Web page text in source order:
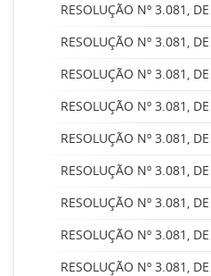
RESOLUÇÃO Nº 3.081,
RESOLUÇÃO Nº 3.081,
RESOLUÇÃO Nº 3.081,
RESOLUÇÃO Nº 3.081,
RESOLUÇÃO Nº 3.081,
RESOLUÇÃO Nº 3.081,
RESOLUÇÃO Nº 3.081,
RESOLUÇÃO Nº 3.081,
RESOLUÇÃO Nº 3.081,